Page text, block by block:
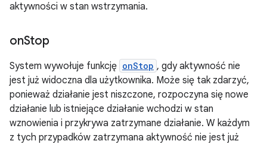
aktywności w stan wstrzymania.
onStop
System wywołuje funkcję onStop , gdy aktywność nie
jest już widoczna dla użytkownika. Może się tak zdarzyć,
ponieważ działanie jest niszczone, rozpoczyna się nowe
działanie lub istniejące działanie wchodzi w stan
wznowienia i przykrywa zatrzymane działanie. W każdym
z tych przypadków zatrzymana aktywność nie jest już